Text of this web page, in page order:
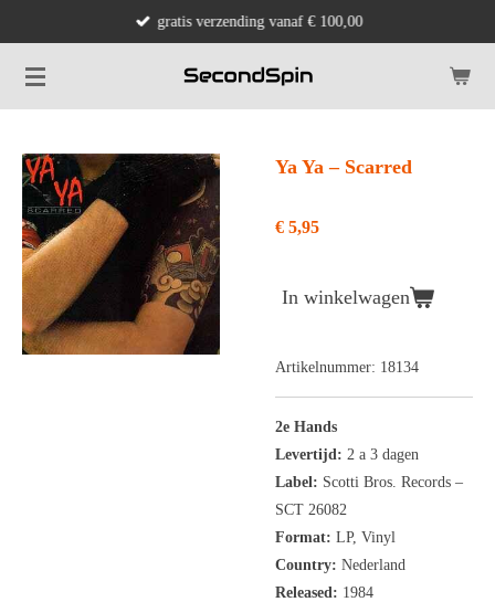
naar
de
gratis verzending vanaf € 100,00
Ya Ya ‎– Scarred
€ 5,95
In winkelwagen
Artikelnummer: 18134
2e Hands
Levertijd: 2 a 3 dagen
Label: Scotti Bros. Records ‎–
SCT 26082
Format: LP, Vinyl
Country: Nederland
Released: 1984